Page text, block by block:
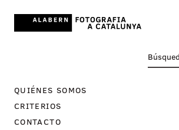
QUIÉNES SOMOS
CRITERIOS
CONTACTO